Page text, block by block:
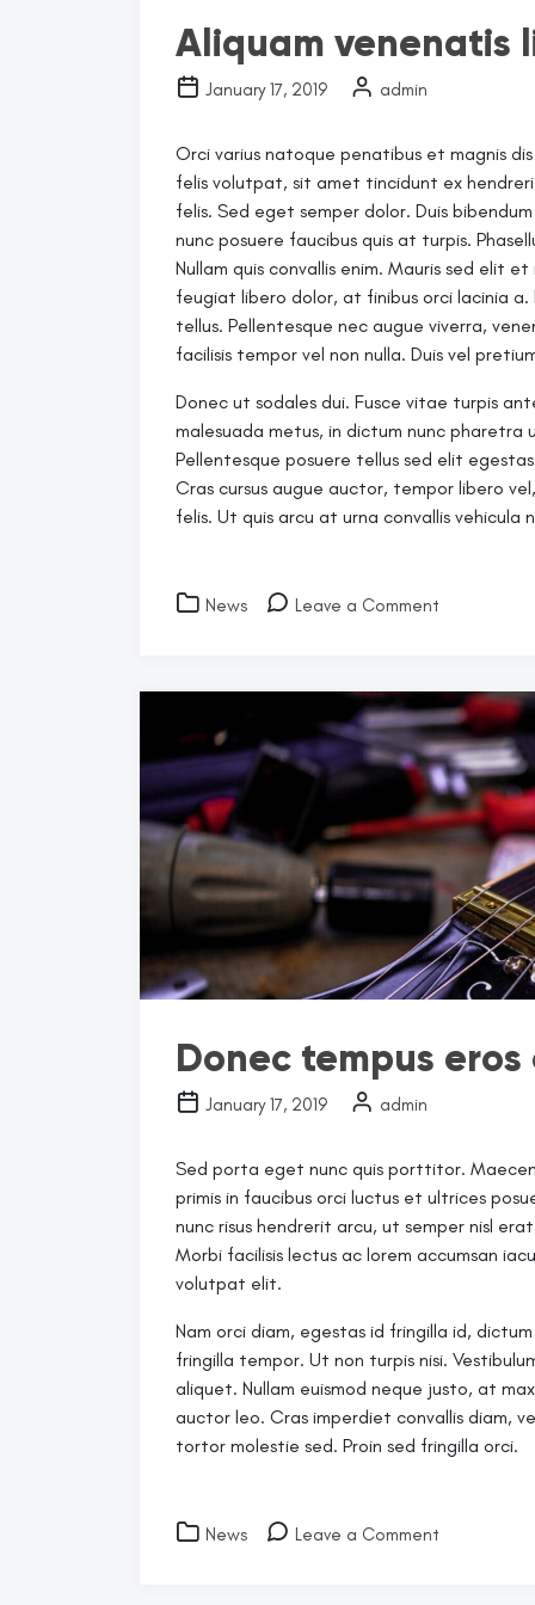
Aliquam venenatis
January 17, 2019 admin
Orci varius natoque penatibus et magnis
felis volutpat, sit amet tincidunt ex
felis. Sed eget semper dolor. Duis
nunc posuere faucibus quis at turpis.
Nullam quis convallis enim. Mauris sed elit
feugiat libero dolor, at finibus orci lacinia
tellus. Pellentesque nec augue viverra,
facilisis tempor vel non nulla. Duis vel
Donec ut sodales dui. Fusce vitae turpis
malesuada metus, in dictum nunc pharetra
Pellentesque posuere tellus sed elit
Cras cursus augue auctor, tempor libero
felis. Ut quis arcu at urna convallis vehicula
News Leave a Comment
quis
ultrices
aliquam
Donec tempus
January 17, 2019 admin
Sed porta eget nunc quis porttitor.
primis in faucibus orci luctus et ultrices
nunc risus hendrerit arcu, ut semper nisl
Morbi facilisis lectus ac lorem accumsan
volutpat elit.
Nam orci diam, egestas id fringilla id,
fringilla tempor. Ut non turpis nisi.
aliquet. Nullam euismod neque justo, at
auctor leo. Cras imperdiet convallis diam,
tortor molestie sed. Proin sed fringilla orci.
News Leave a Comment